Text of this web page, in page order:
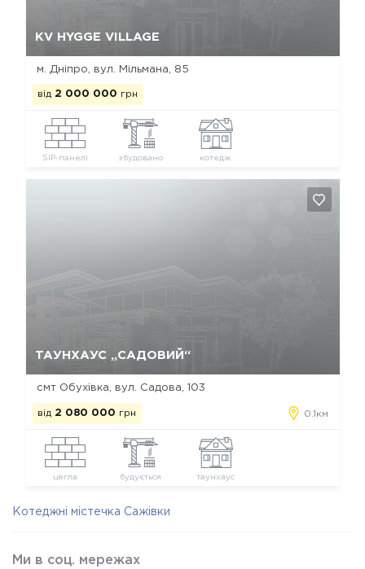
КV HYGGE VILLAGE
м. Дніпро, вул. Мільмана, 85
від 2 000 000 грн
SIP-панелі збудовано котедж
ТАУНХАУС „САДОВИЙ“
смт Обухівка, вул. Садова, 103
від 2 080 000 грн 0.1км
цегла будується таунхаус
Котеджні містечка Сажівки
Ми в соц. мережах